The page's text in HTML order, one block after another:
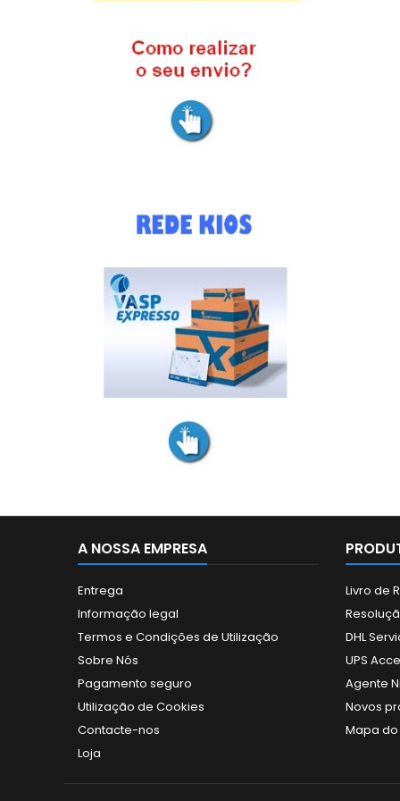
A NOSSA EMPRESA
Entrega
Informação legal
Termos e Condições de Utilização
Sobre Nós
Pagamento seguro
Utilização de Cookies
Contacte-nos
Loja
Livro de
DHL
UPS
Agente
Novos
Mapa do